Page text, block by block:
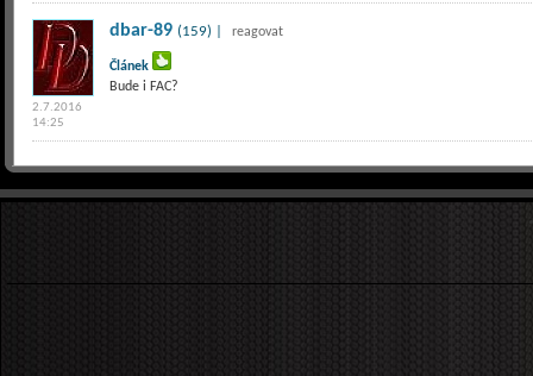
2.7.2016
14:25
dbar-89 (159) | reagovat
Článek
Bude i FAC?